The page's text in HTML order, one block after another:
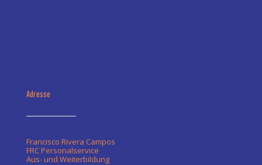
Adresse
Francisco Rivera Campos
FRC Personalservice
Aus- und Weiterbildung